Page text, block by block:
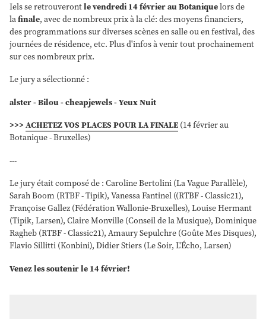
Iels se retrouverontle vendredi 14 février au Botaniquelors de
lafinale, avec de nombreux prix à la clé: des moyens financiers,
des programmations sur diverses scènes en salle ou en festival, des
journées de résidence, etc. Plus d'infos à venir tout prochainement
sur ces nombreux prix.
Le jury a sélectionné :
alster - Bilou - cheapjewels - Yeux Nuit
>>> ACHETEZ VOS PLACES POUR LA FINALE (14 février au
Botanique - Bruxelles)
---
Le jury était composé de : Caroline Bertolini (La Vague Parallèle),
Sarah Boom (RTBF - Tipik), Vanessa Fantinel ((RTBF - Classic21),
Françoise Gallez (Fédération Wallonie-Bruxelles), Louise Hermant
(Tipik, Larsen), Claire Monville (Conseil de la Musique), Dominique
Ragheb (RTBF - Classic21), Amaury Sepulchre (Goûte Mes Disques),
Flavio Sillitti (Konbini), Didier Stiers (Le Soir, L'Écho, Larsen)
Venez les soutenir le 14 février!